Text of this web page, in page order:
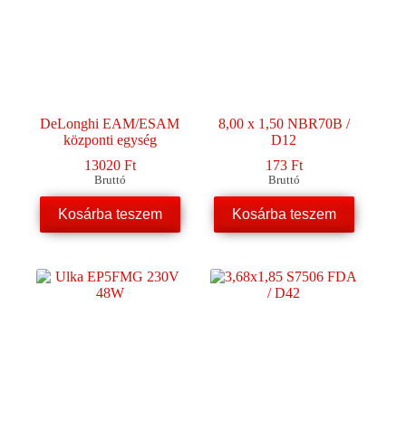
DeLonghi EAM/ESAM
központi egység
13020 Ft
Bruttó
Kosárba teszem
8,00 x 1,50 NBR70B /
D12
173 Ft
Bruttó
Kosárba teszem